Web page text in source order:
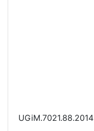
UGiM.7021.88.2014